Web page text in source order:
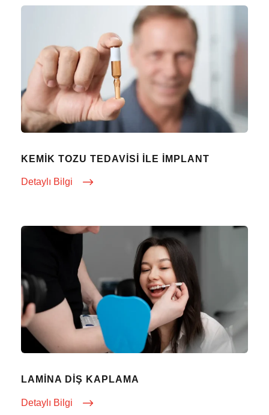
KEMIK TOZU TEDAVISI ILE İMPLANT
Detaylı Bilgi
LAMINA DIŞ KAPLAMA
Detaylı Bilgi